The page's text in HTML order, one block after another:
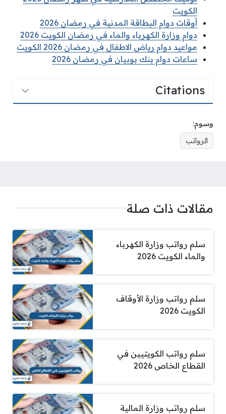
الكويت
أوقات دوام البطاقة المدنية في رمضان 2026
دوام وزارة الكهرباء والماء في رمضان الكويت 2026
مواعيد دوام رياض الاطفال في رمضان 2026 الكويت
ساعات دوام بنك بوبيان في رمضان 2026
Citations
وسوم:
الرواتب
مقالات ذات صلة
سلم رواتب وزارة الكهرباء
والماء الكويت 2026
سلم رواتب وزارة الأوقاف
الكويت 2026
سلم رواتب الكويتيين في
القطاع الخاص 2026
سلم رواتب وزارة المالية